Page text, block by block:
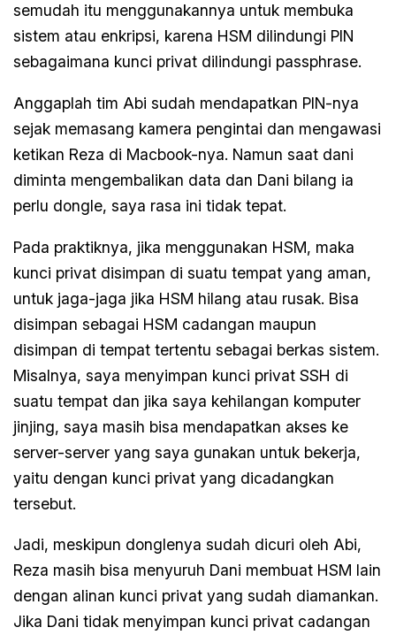
semudah itu menggunakannya untuk membuka
sistem atau enkripsi, karena HSM dilindungi PIN
sebagaimana kunci privat dilindungi passphrase.
Anggaplah tim Abi sudah mendapatkan PIN-nya
sejak memasang kamera pengintai dan mengawasi
ketikan Reza di Macbook-nya. Namun saat dani
diminta mengembalikan data dan Dani bilang ia
perlu dongle, saya rasa ini tidak tepat.
Pada praktiknya, jika menggunakan HSM, maka
kunci privat disimpan di suatu tempat yang aman,
untuk jaga-jaga jika HSM hilang atau rusak. Bisa
disimpan sebagai HSM cadangan maupun
disimpan di tempat tertentu sebagai berkas sistem.
Misalnya, saya menyimpan kunci privat SSH di
suatu tempat dan jika saya kehilangan komputer
jinjing, saya masih bisa mendapatkan akses ke
server-server yang saya gunakan untuk bekerja,
yaitu dengan kunci privat yang dicadangkan
tersebut.
Jadi, meskipun donglenya sudah dicuri oleh Abi,
Reza masih bisa menyuruh Dani membuat HSM lain
dengan alinan kunci privat yang sudah diamankan.
Jika Dani tidak menyimpan kunci privat cadangan